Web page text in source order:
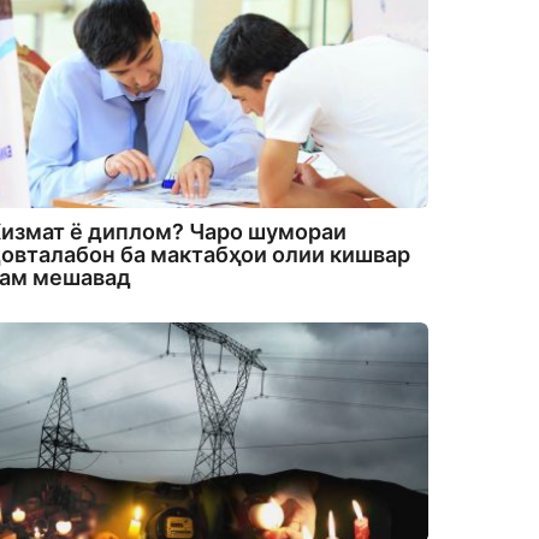
ё диплом? Чаро шумораи
ба мактабҳои олии кишвар
мешавад